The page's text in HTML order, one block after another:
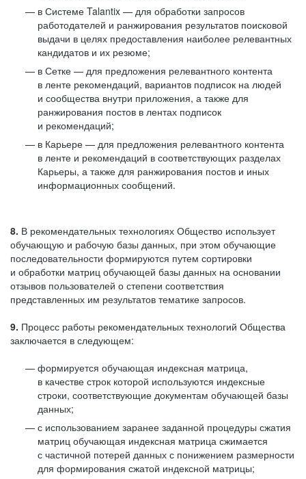
в Системе Talantix — для обработки запросов
работодателей и ранжирования результатов поисковой
выдачи в целях предоставления наиболее релевантных
кандидатов и их резюме;
в Сетке — для предложения релевантного контента
в ленте рекомендаций, вариантов подписок на людей
и сообщества внутри приложения, а также для
ранжирования постов в лентах подписок
и рекомендаций;
в Карьере — для предложения релевантного контента
в ленте и рекомендаций в соответствующих разделах
Карьеры, а также для ранжирования постов и иных
информационных сообщений.
8. В рекомендательных технологиях Общество использует
обучающую и рабочую базы данных, при этом обучающие
последовательности формируются путем сортировки
и обработки матриц обучающей базы данных на основании
отзывов пользователей о степени соответствия
представленных им результатов тематике запросов.
9. Процесс работы рекомендательных технологий Общества
заключается в следующем:
формируется обучающая индексная матрица,
в качестве строк которой используются индексные
строки, соответствующие документам обучающей базы
данных;
с использованием заранее заданной процедуры сжатия
матриц обучающая индексная матрица сжимается
с частичной потерей данных с понижением размерности
для формирования сжатой индексной матрицы;